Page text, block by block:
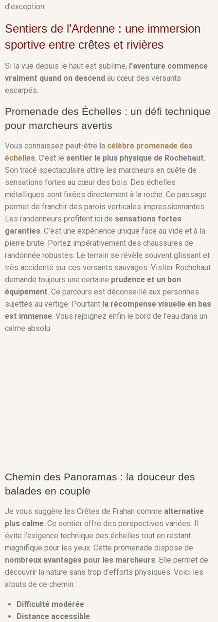
d’exception.
Sentiers de l’Ardenne : une immersion
sportive entre crêtes et rivières
Si la vue depuis le haut est sublime, l’aventure commence
vraiment quand on descend au cœur des versants
escarpés.
Promenade des Échelles : un défi technique
pour marcheurs avertis
Vous connaissez peut-être la célèbre promenade des
échelles. C’est le sentier le plus physique de Rochehaut.
Son tracé spectaculaire attire les marcheurs en quête de
sensations fortes au cœur des bois. Des échelles
métalliques sont fixées directement à la roche. Ce passage
permet de franchir des parois verticales impressionnantes.
Les randonneurs profitent ici de sensations fortes
garanties. C’est une expérience unique face au vide et à la
pierre brute. Portez impérativement des chaussures de
randonnée robustes. Le terrain se révèle souvent glissant et
très accidenté sur ces versants sauvages. Visiter Rochehaut
demande toujours une certaine prudence et un bon
équipement. Ce parcours est déconseillé aux personnes
sujettes au vertige. Pourtant la récompense visuelle en bas
est immense. Vous rejoignez enfin le bord de l’eau dans un
calme absolu.
Chemin des Panoramas : la douceur des
balades en couple
Je vous suggère les Crêtes de Frahan comme alternative
plus calme. Ce sentier offre des perspectives variées. Il
évite l’exigence technique des échelles tout en restant
magnifique pour les yeux. Cette promenade dispose de
nombreux avantages pour les marcheurs. Elle permet de
découvrir la nature sans trop d’efforts physiques. Voici les
atouts de ce chemin :
Difficulté modérée
Distance accessible